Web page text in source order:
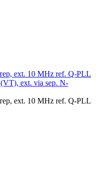
ext. 10 MHz ref. Q-PLL
ext. via sep. N-
ext. 10 MHz ref. Q-PLL